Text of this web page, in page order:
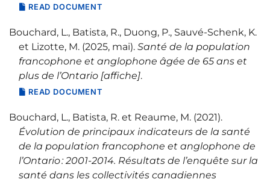
READ DOCUMENT
Bouchard, L., Batista, R., Duong, P., Sauvé-Schenk, K.
et Lizotte, M. (2025, mai). Santé de la population
francophone et anglophone âgée de 65 ans et
plus de l’Ontario [affiche].
READ DOCUMENT
Bouchard, L., Batista, R. et Reaume, M. (2021).
Évolution de principaux indicateurs de la santé
de la population francophone et anglophone de
l’Ontario : 2001-2014. Résultats de l’enquête sur la
santé dans les collectivités canadiennes